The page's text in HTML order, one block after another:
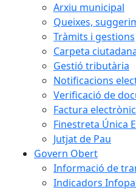
Arxiu municipal
Queixes,
Tràmits i gestions
Carpeta
Gestió tributària
Notificacions
Verificació de
Factura
Finestreta Única
Jutjat de Pau
Govern Obert
Informació de
Indicadors